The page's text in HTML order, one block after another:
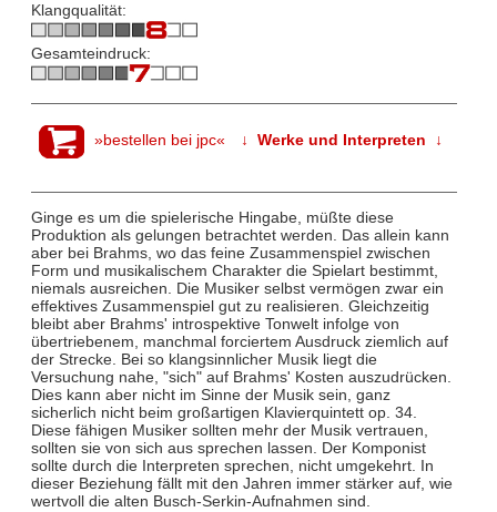
Klangqualität:
Gesamteindruck:
»bestellen bei jpc« ↓ Werke und Interpreten ↓
Ginge es um die spielerische Hingabe, müßte diese
Produktion als gelungen betrachtet werden. Das allein kann
aber bei Brahms, wo das feine Zusammenspiel zwischen
Form und musikalischem Charakter die Spielart bestimmt,
niemals ausreichen. Die Musiker selbst vermögen zwar ein
effektives Zusammenspiel gut zu realisieren. Gleichzeitig
bleibt aber Brahms' introspektive Tonwelt infolge von
übertriebenem, manchmal forciertem Ausdruck ziemlich auf
der Strecke. Bei so klangsinnlicher Musik liegt die
Versuchung nahe, "sich" auf Brahms' Kosten auszudrücken.
Dies kann aber nicht im Sinne der Musik sein, ganz
sicherlich nicht beim großartigen Klavierquintett op. 34.
Diese fähigen Musiker sollten mehr der Musik vertrauen,
sollten sie von sich aus sprechen lassen. Der Komponist
sollte durch die Interpreten sprechen, nicht umgekehrt. In
dieser Beziehung fällt mit den Jahren immer stärker auf, wie
wertvoll die alten Busch-Serkin-Aufnahmen sind.